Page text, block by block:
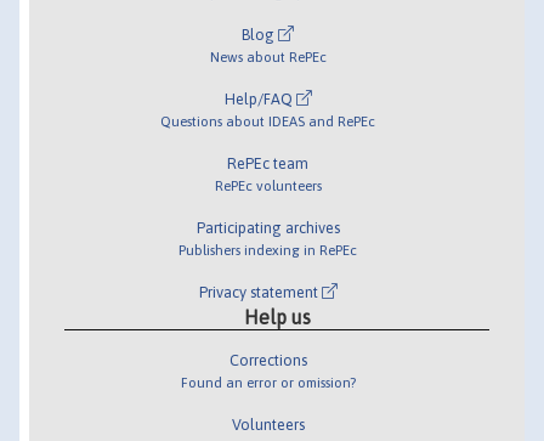
Blog
News about RePEc
Help/FAQ
Questions about IDEAS and RePEc
RePEc team
RePEc volunteers
Participating archives
Publishers indexing in RePEc
Privacy statement
Help us
Corrections
Found an error or omission?
Volunteers